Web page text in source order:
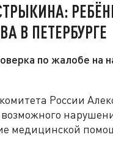
В ПЕТЕРБУРГЕ
по жалобе на
России
возможного
медицинской